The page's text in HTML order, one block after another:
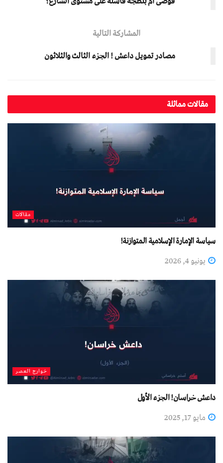
المشاركة التالية
مصادر تمويل داعش ! الجزء الثالث والثلاثون
مقالات مماثلة
مقالات
سياسة الإمارة الإسلامية المتوازنة!
يونيو 4, 2026
خوارج العصر
داعش خراسان! الجزء الأول
مايو 17, 2025